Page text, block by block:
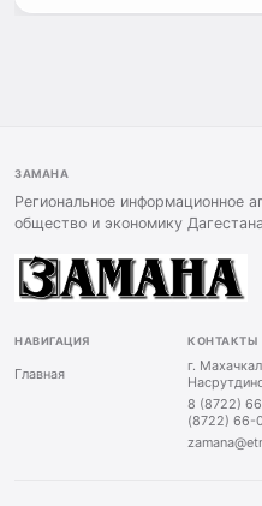
ЗАМАНА
Региональное информационное
общество и экономику
НАВИГАЦИЯ
Главная
КОНТАКТЫ
г.
8 (8722)
(8722) 66-